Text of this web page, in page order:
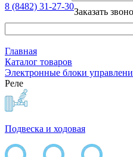
8 (8482) 31-27-30
Заказать
Главная
Каталог товаров
Электронные блоки
Реле
Подвеска и ходовая